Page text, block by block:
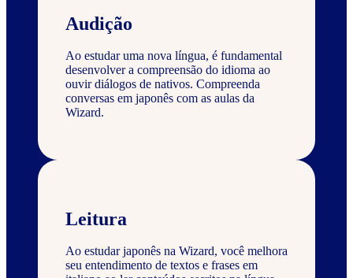
Audição
Ao estudar uma nova língua, é fundamental
desenvolver a compreensão do idioma ao
ouvir diálogos de nativos. Compreenda
conversas em japonês com as aulas da
Wizard.
Leitura
Ao estudar japonês na Wizard, você melhora
seu entendimento de textos e frases em